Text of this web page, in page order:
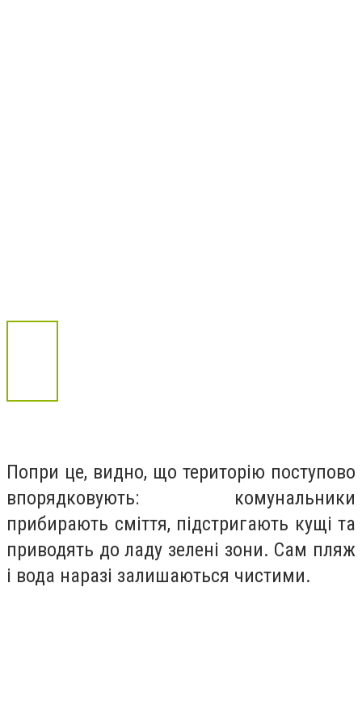
Попри це, видно, що територію поступово
впорядковують: комунальники
прибирають сміття, підстригають кущі та
приводять до ладу зелені зони. Сам пляж
і вода наразі залишаються чистими.